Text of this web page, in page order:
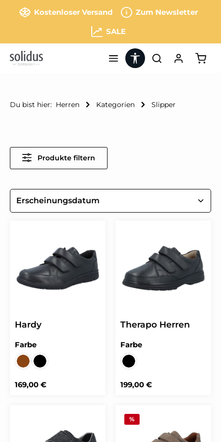
Zum Hauptinhalt springen
Kostenloser Versand Zum Newsletter
SALE
Werkzeugleiste anzeigen
Du bist hier: Herren Kategorien Slipper
Produkte filtern
Hardy
Farbeauswählen
SOFTCALF/SPORTFLEX dark brown
SOFTCALF/SPORTFLEX schwarz
Regulärer Preis:
169,00 €
Therapo Herren
Farbeauswählen
SOFTCALF schwarz
Regulärer Preis:
199,00 €
%